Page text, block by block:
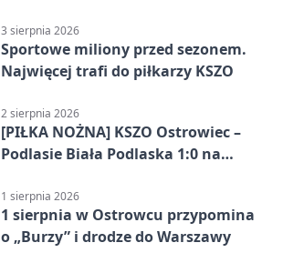
3 sierpnia 2026
Sportowe miliony przed sezonem.
Najwięcej trafi do piłkarzy KSZO
2 sierpnia 2026
[PIŁKA NOŻNA] KSZO Ostrowiec –
Podlasie Biała Podlaska 1:0 na
(Grupa IV)
1 sierpnia 2026
1 sierpnia w Ostrowcu przypomina
o „Burzy” i drodze do Warszawy